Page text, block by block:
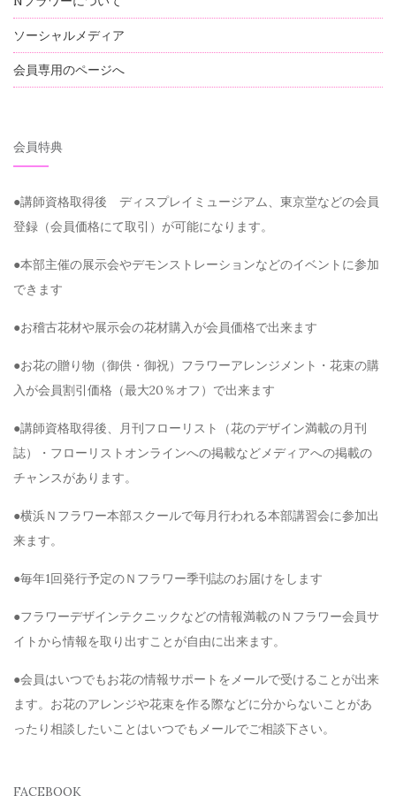
ソーシャルメディア
会員専用のページへ
会員特典
●講師資格取得後 ディスプレイミュージアム、東京堂などの会員
登録（会員価格にて取引）が可能になります。
●本部主催の展示会やデモンストレーションなどのイベントに参加
できます
●お稽古花材や展示会の花材購入が会員価格で出来ます
●お花の贈り物（御供・御祝）フラワーアレンジメント・花束の購
入が会員割引価格（最大20％オフ）で出来ます
●講師資格取得後、月刊フローリスト（花のデザイン満載の月刊
誌）・フローリストオンラインへの掲載などメディアへの掲載の
チャンスがあります。
●横浜Ｎフラワー本部スクールで毎月行われる本部講習会に参加出
来ます。
●毎年1回発行予定のＮフラワー季刊誌のお届けをします
●フラワーデザインテクニックなどの情報満載のＮフラワー会員サ
イトから情報を取り出すことが自由に出来ます。
●会員はいつでもお花の情報サポートをメールで受けることが出来
ます。お花のアレンジや花束を作る際などに分からないことがあ
ったり相談したいことはいつでもメールでご相談下さい。
FACEBOOK